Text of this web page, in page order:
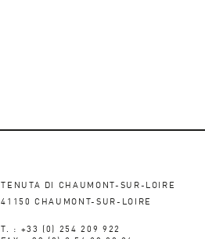
TENUTA DI CHAUMONT-SUR-LOIRE
41150 CHAUMONT-SUR-LOIRE
T. : +33 (0) 254 209 922